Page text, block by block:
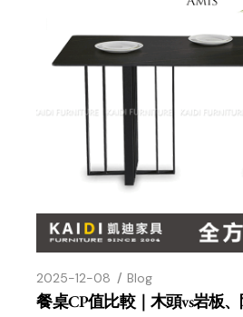
2025-12-08 Blog